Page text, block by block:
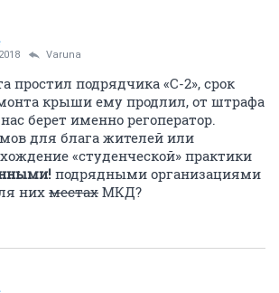
Varuna
простил подрядчика «С-2», срок
крыши ему продлил, от штрафа
берет именно регоператор.
для блага жителей или
«студенческой» практики
подрядными организациями
них местах МКД?